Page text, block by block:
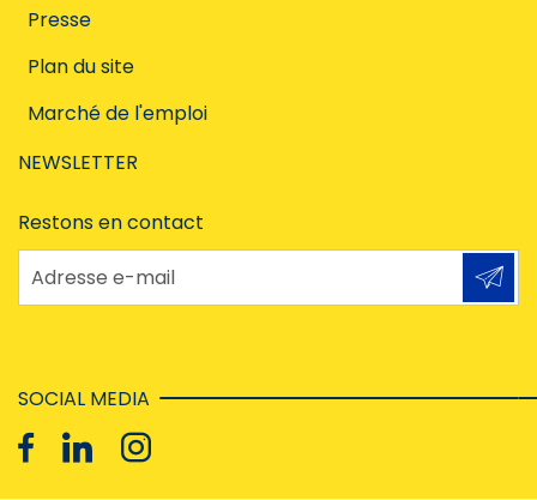
Presse
Plan du site
Marché de l'emploi
NEWSLETTER
Restons en contact
Adresse e-mail
SOCIAL MEDIA